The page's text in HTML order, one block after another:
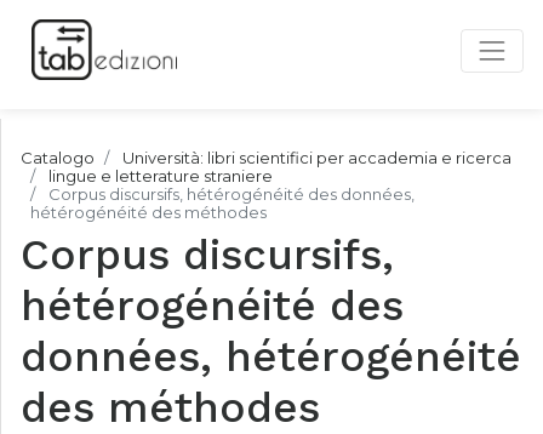
Catalogo
Università: libri scientifici per accademia e ricerca
lingue e letterature straniere
Corpus discursifs, hétérogénéité des données,
hétérogénéité des méthodes
Corpus discursifs,
hétérogénéité des
données, hétérogénéité
des méthodes